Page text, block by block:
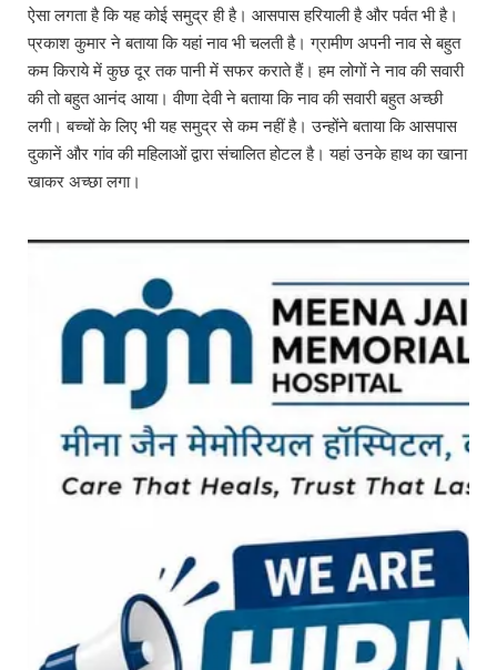
ऐसा लगता है कि यह कोई समुद्र ही है। आसपास हरियाली है और पर्वत भी है।
प्रकाश कुमार ने बताया कि यहां नाव भी चलती है। ग्रामीण अपनी नाव से बहुत
कम किराये में कुछ दूर तक पानी में सफर कराते हैं। हम लोगों ने नाव की सवारी
की तो बहुत आनंद आया। वीणा देवी ने बताया कि नाव की सवारी बहुत अच्छी
लगी। बच्चों के लिए भी यह समुद्र से कम नहीं है। उन्होंने बताया कि आसपास
दुकानें और गांव की महिलाओं द्वारा संचालित होटल है। यहां उनके हाथ का खाना
खाकर अच्छा लगा।